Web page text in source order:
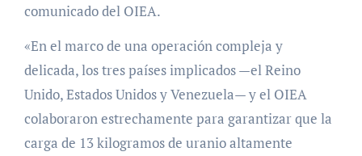
comunicado del OIEA.
«En el marco de una operación compleja y
delicada, los tres países implicados —el Reino
Unido, Estados Unidos y Venezuela— y el OIEA
colaboraron estrechamente para garantizar que la
carga de 13 kilogramos de uranio altamente